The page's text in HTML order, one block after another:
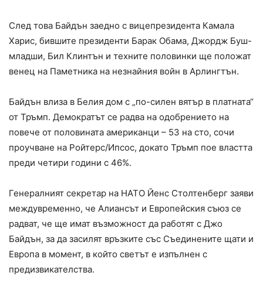
След това Байдън заедно с вицепрезидента Камала
Харис, бившите президенти Барак Обама, Джордж Буш-
младши, Бил Клинтън и техните половинки ще положат
венец на Паметника на незнайния войн в Арлингтън.
Байдън влиза в Белия дом с „по-силен вятър в платната“
от Тръмп. Демократът се радва на одобрението на
повече от половината американци – 53 на сто, сочи
проучване на Ройтерс/Ипсос, докато Тръмп пое властта
преди четири години с 46%.
Генералният секретар на НАТО Йенс Столтенберг заяви
междувременно, че Алиансът и Европейския съюз се
радват, че ще имат възможност да работят с Джо
Байдън, за да засилят връзките със Съединените щати и
Европа в момент, в който светът е изпълнен с
предизвикателства.